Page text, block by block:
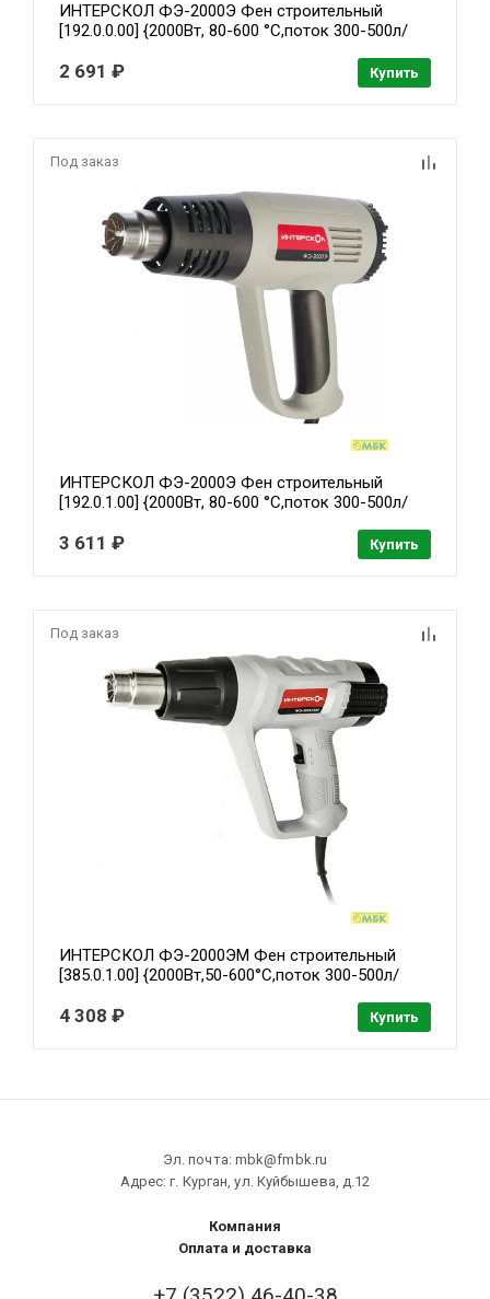
ИНТЕРСКОЛ ФЭ-2000Э Фен строительный
[192.0.0.00] {2000Вт, 80-600 °С,поток 300-500л/
2 691 ₽ Купить
Под заказ
ИНТЕРСКОЛ ФЭ-2000Э Фен строительный
[192.0.1.00] {2000Вт, 80-600 °С,поток 300-500л/
3 611 ₽ Купить
Под заказ
ИНТЕРСКОЛ ФЭ-2000ЭМ Фен строительный
[385.0.1.00] {2000Вт,50-600°С,поток 300-500л/
4 308 ₽ Купить
Эл. почта: mbk@fmbk.ru
Адрес: г. Курган, ул. Куйбышева, д.12
Компания
Оплата и доставка